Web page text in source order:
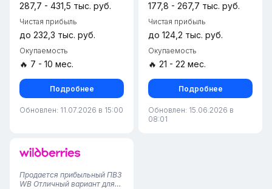
287,7 - 431,5 тыс. руб.
Чистая прибыль
до 232,3 тыс. руб.
Окупаемость
🔥 7 - 10 мес.
Подробнее
Обновлен: 11.07.2026 в 15:00
177,8 - 267,7 тыс. руб.
Чистая прибыль
до 124,2 тыс. руб.
Окупаемость
🔥 21 - 22 мес.
Подробнее
Обновлен: 15.06.2026 в
08:01
Продается прибыльный ПВЗ
WB Отличный вариант для